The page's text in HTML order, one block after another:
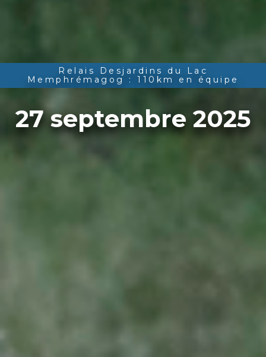
Relais Desjardins du Lac
Memphrémagog : 110km en équipe
27 septembre 2025